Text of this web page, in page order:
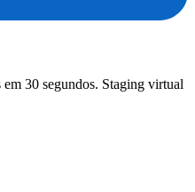
30 segundos. Staging virtual